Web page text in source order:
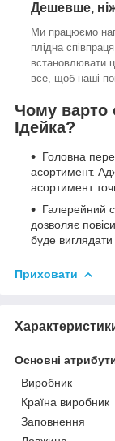
Дешевше,
Ми працюємо
плідна
встановлювати
все, щоб наші
Чому варто
Ідейка?
Головна
асортимент.
асортимент
Галерейний
дозволяє
буде виглядати
Приховати
Основні
Виробник
Країна виробник
Заповнення